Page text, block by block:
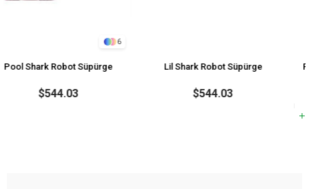
Süpürge Lil Shark Robot Süpürge Pahlen Aqua